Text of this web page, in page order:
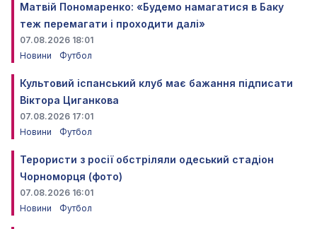
Матвій Пономаренко: «Будемо намагатися в Баку
теж перемагати і проходити далі»
07.08.2026 18:01
Новини
Футбол
Культовий іспанський клуб має бажання підписати
Віктора Циганкова
07.08.2026 17:01
Новини
Футбол
Терористи з росії обстріляли одеський стадіон
Чорноморця (фото)
07.08.2026 16:01
Новини
Футбол